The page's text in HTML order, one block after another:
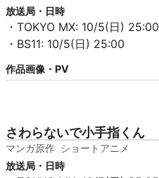
放送局・日時
・TOKYO MX: 10/5(日) 25:00
・BS11: 10/5(日) 25:00
作品画像・PV
さわらないで小手指くん
マンガ原作 ショートアニメ
放送局・日時